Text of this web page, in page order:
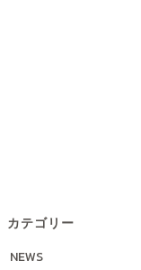
カテゴリー
NEWS